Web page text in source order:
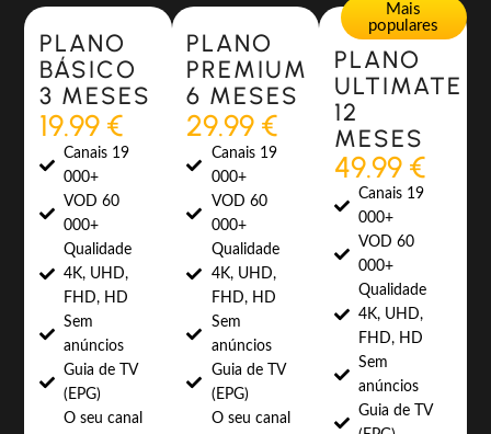
Most Popular
PLANO
BÁSICO
3 MESES
19.99 €
Canais 19
000+
VOD 60
000+
Qualidade
4K, UHD,
FHD, HD
Sem
anúncios
Guia de TV
(EPG)
O seu canal
Most Popular
PLANO
PREMIUM
6 MESES
29.99 €
Canais 19
000+
VOD 60
000+
Qualidade
4K, UHD,
FHD, HD
Sem
anúncios
Guia de TV
(EPG)
O seu canal
Mais
populares
PLANO
ULTIMATE
12
MESES
49.99 €
Canais 19
000+
VOD 60
000+
Qualidade
4K, UHD,
FHD, HD
Sem
anúncios
Guia de TV